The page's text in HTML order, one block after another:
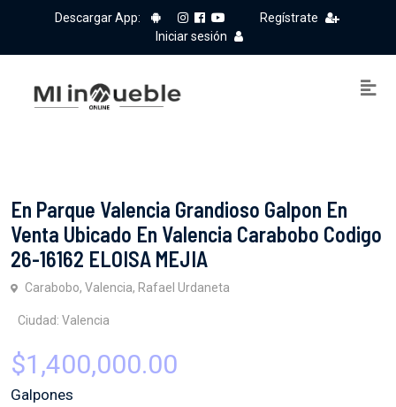
Descargar App:
Regístrate
Iniciar sesión
En Parque Valencia Grandioso Galpon En
Venta Ubicado En Valencia Carabobo Codigo
26-16162 ELOISA MEJIA
Carabobo, Valencia, Rafael Urdaneta
Ciudad: Valencia
$1,400,000.00
Galpones